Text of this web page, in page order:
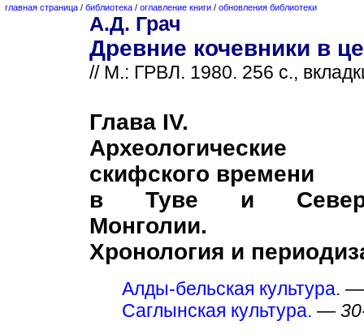
главная страница / библиотека / оглавление книги / обновления библиотеки
А.Д. Грач
Древние кочевники в
// М.: ГРВЛ. 1980. 256 с.,
Глава IV.
Археологические
скифского времени
в Туве и Северо-
Монголии.
Хронология и
Алды-бельская культура.
Саглынская культура. —